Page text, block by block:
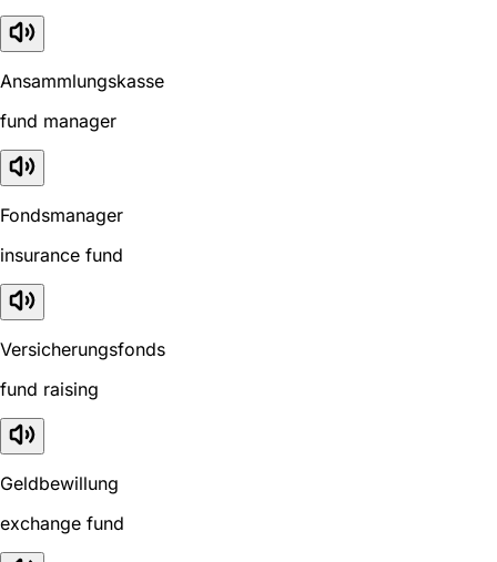
Ansammlungskasse
fund manager
Fondsmanager
insurance fund
Versicherungsfonds
fund raising
Geldbewillung
exchange fund